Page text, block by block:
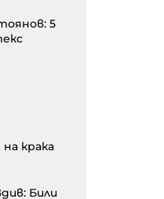
5
крака
Били